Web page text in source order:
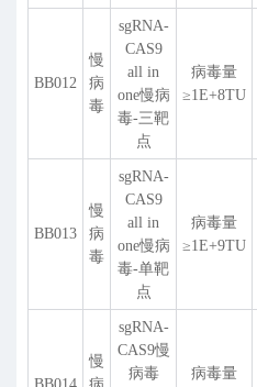
BB012
慢
病
毒
sgRNA-
CAS9
all in
one慢病
毒-三靶
点
病毒量
≥1E+8TU
BB013
慢
病
毒
sgRNA-
CAS9
all in
one慢病
毒-单靶
点
病毒量
≥1E+9TU
慢
sgRNA-
CAS9慢
病毒
病毒量